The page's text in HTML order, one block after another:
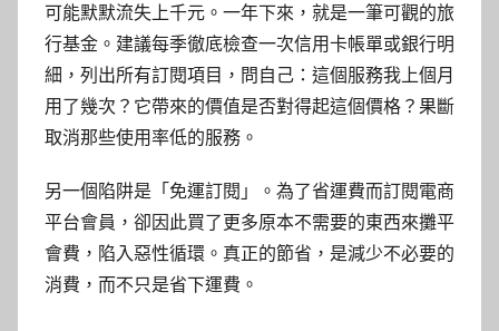
可能默默流失上千元。一年下來，就是一筆可觀的旅
行基金。建議每季徹底檢查一次信用卡帳單或銀行明
細，列出所有訂閱項目，問自己：這個服務我上個月
用了幾次？它帶來的價值是否對得起這個價格？果斷
取消那些使用率低的服務。
另一個陷阱是「免運訂閱」。為了省運費而訂閱電商
平台會員，卻因此買了更多原本不需要的東西來攤平
會費，陷入惡性循環。真正的節省，是減少不必要的
消費，而不只是省下運費。